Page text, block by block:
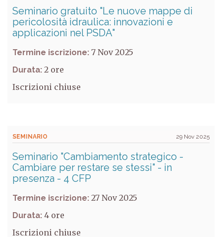
Seminario gratuito "Le nuove mappe di
pericolosità idraulica: innovazioni e
applicazioni nel PSDA"
Termine iscrizione: 7 Nov 2025
Durata: 2
Iscrizioni chiuse
SEMINARIO 29 Nov 2025
Seminario "Cambiamento strategico -
Cambiare per restare se stessi" - in
presenza - 4 CFP
Termine iscrizione: 27 Nov 2025
Durata: 4
Iscrizioni chiuse